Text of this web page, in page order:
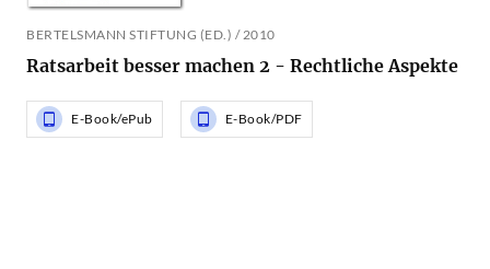
BERTELSMANN STIFTUNG (ED.) / 2010
Ratsarbeit besser machen 2 - Rechtliche Aspekte
E-Book/ePub E-Book/PDF